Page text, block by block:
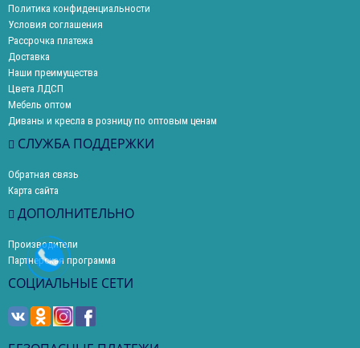
Политика конфиденциальности
Условия соглашения
Рассрочка платежа
Доставка
Наши преимущества
Цвета ЛДСП
Мебель оптом
Диваны и кресла в розницу по оптовым ценам
СЛУЖБА ПОДДЕРЖКИ
Обратная связь
Карта сайта
ДОПОЛНИТЕЛЬНО
Производители
Партнерская программа
СОЦИАЛЬНЫЕ СЕТИ